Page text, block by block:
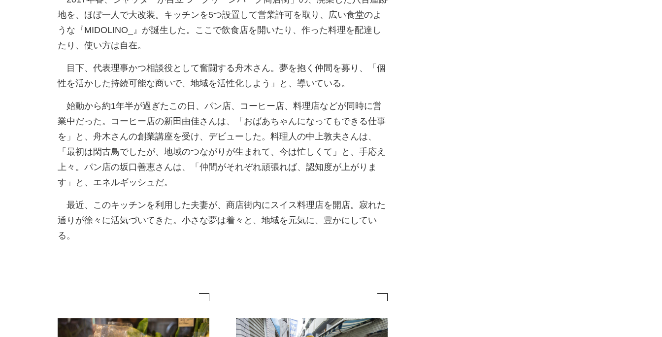
地を、ほぼ一人で大改装。キッチンを5つ設置して営業許可を取り、広い食堂のよ
うな『MIDOLINO_』が誕生した。ここで飲食店を開いたり、作った料理を配達し
たり、使い方は自在。
目下、代表理事かつ相談役として奮闘する舟木さん。夢を抱く仲間を募り、「個
性を活かした持続可能な商いで、地域を活性化しよう」と、導いている。
始動から約1年半が過ぎたこの日、パン店、コーヒー店、料理店などが同時に営
業中だった。コーヒー店の新田由佳さんは、「おばあちゃんになってもできる仕事
を」と、舟木さんの創業講座を受け、デビューした。料理人の中上敦夫さんは、
「最初は閑古鳥でしたが、地域のつながりが生まれて、今は忙しくて」と、手応え
上々。パン店の坂口善恵さんは、「仲間がそれぞれ頑張れば、認知度が上がりま
す」と、エネルギッシュだ。
最近、このキッチンを利用した夫妻が、商店街内にスイス料理店を開店。寂れた
通りが徐々に活気づいてきた。小さな夢は着々と、地域を元気に、豊かにしてい
る。